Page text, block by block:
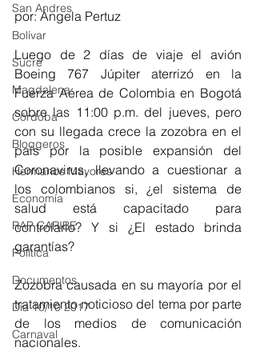
San Andres
Bolívar
Sucre
Magdalena
Córdoba
Bloggeros
Hermanos Mayores
Economía
RAP CARIBE
Política
Documentos
Día 10/10 2017
Carnaval
por: Ángela Pertuz
Luego de 2 días de viaje el avión
Boeing 767 Júpiter aterrizó en la
Fuerza Aérea de Colombia en Bogotá
sobre las 11:00 p.m. del jueves, pero
con su llegada crece la zozobra en el
país por la posible expansión del
Coronavirus, llevando a cuestionar a
los colombianos si, ¿el sistema de
salud está capacitado para
controlarlo? Y si ¿El estado brinda
garantías?
Zozobra causada en su mayoría por el
tratamiento noticioso del tema por parte
de los medios de comunicación
nacionales.